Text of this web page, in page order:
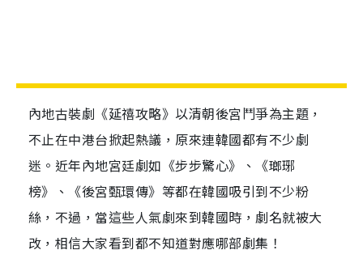
內地古裝劇《延禧攻略》以清朝後宮鬥爭為主題，
不止在中港台掀起熱議，原來連韓國都有不少劇
迷。近年內地宮廷劇如《步步驚心》、《瑯琊
榜》、《後宮甄環傳》等都在韓國吸引到不少粉
絲，不過，當這些人氣劇來到韓國時，劇名就被大
改，相信大家看到都不知道對應哪部劇集！